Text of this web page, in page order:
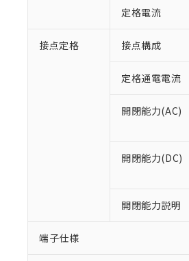
定格電流
接点定格 接点構成
定格通電電流
開閉能力(AC)
開閉能力(DC)
開閉能力説明
端子仕様